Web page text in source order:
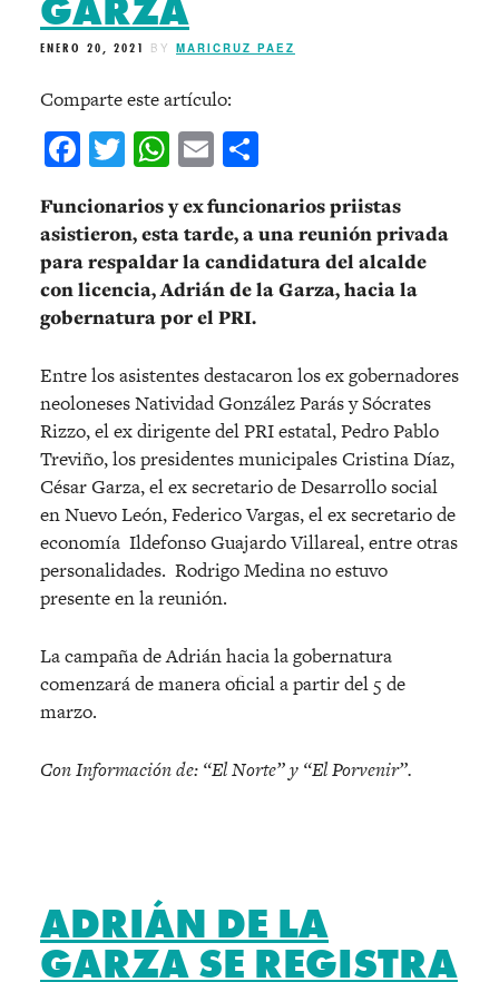
GARZA
ENERO 20, 2021 BY MARICRUZ PAEZ
Comparte este artículo:
Facebook
Twitter
WhatsApp
Email
Funcionarios y ex funcionarios priistas
asistieron, esta tarde, a una reunión privada
para respaldar la candidatura del alcalde
con licencia, Adrián de la Garza, hacia la
gobernatura por el PRI.
Entre los asistentes destacaron los ex gobernadores
neoloneses Natividad González Parás y Sócrates
Rizzo, el ex dirigente del PRI estatal, Pedro Pablo
Treviño, los presidentes municipales Cristina Díaz,
César Garza, el ex secretario de Desarrollo social
en Nuevo León, Federico Vargas, el ex secretario de
economía Ildefonso Guajardo Villareal, entre otras
personalidades. Rodrigo Medina no estuvo
presente en la reunión.
La campaña de Adrián hacia la gobernatura
comenzará de manera oficial a partir del 5 de
marzo.
Con Información de: “El Norte” y “El Porvenir”.
ADRIÁN DE LA
GARZA SE REGISTRA